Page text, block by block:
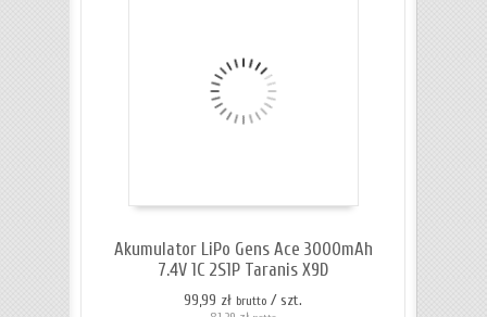
Akumulator LiPo Gens Ace 3000mAh
7.4V 1C 2S1P Taranis X9D
99,99 zł brutto / szt.